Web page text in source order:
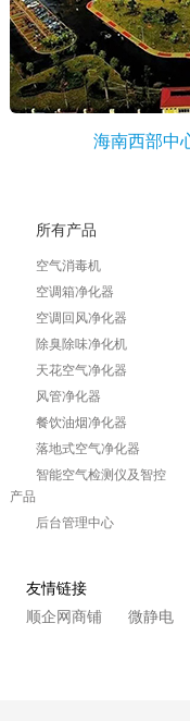
海南西部中
所有产品
空气消毒机
空调箱净化器
空调回风净化器
除臭除味净化机
天花空气净化器
风管净化器
餐饮油烟净化器
落地式空气净化器
智能空气检测仪及智控
产品
后台管理中心
友情链接
顺企网商铺
微静电